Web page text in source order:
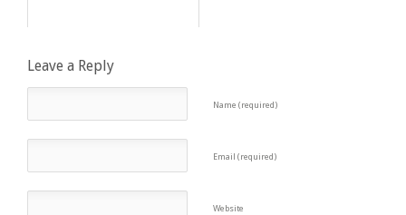
Leave a Reply
Name (required)
Email (required)
Website